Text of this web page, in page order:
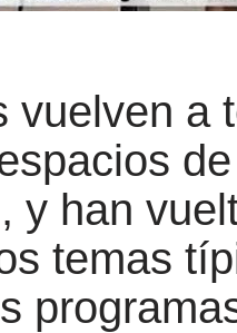
vuelven a
y han
temas